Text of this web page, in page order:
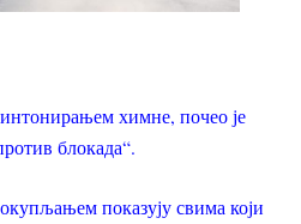
химне, почео је
блокада“.
показују свима који